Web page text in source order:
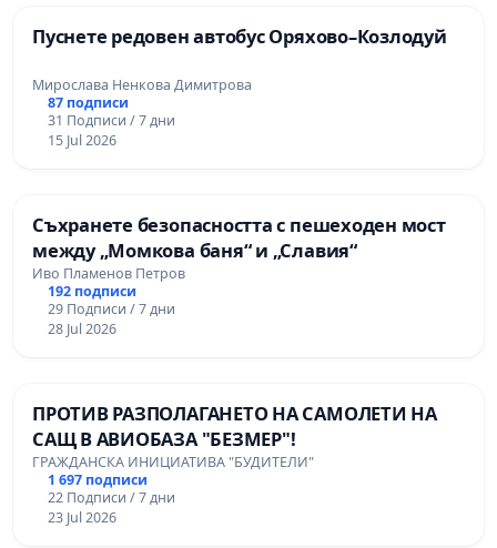
Пуснете редовен автобус Оряхово–Козлодуй
Мирослава Ненкова Димитрова
87 подписи
31 Подписи / 7 дни
15 Jul 2026
Съхранете безопасността с пешеходен мост
между „Момкова баня“ и „Славия“
Иво Пламенов Петров
192 подписи
29 Подписи / 7 дни
28 Jul 2026
ПРОТИВ РАЗПОЛАГАНЕТО НА САМОЛЕТИ НА
САЩ В АВИОБАЗА "БЕЗМЕР"!
ГРАЖДАНСКА ИНИЦИАТИВА "БУДИТЕЛИ"
1 697 подписи
22 Подписи / 7 дни
23 Jul 2026